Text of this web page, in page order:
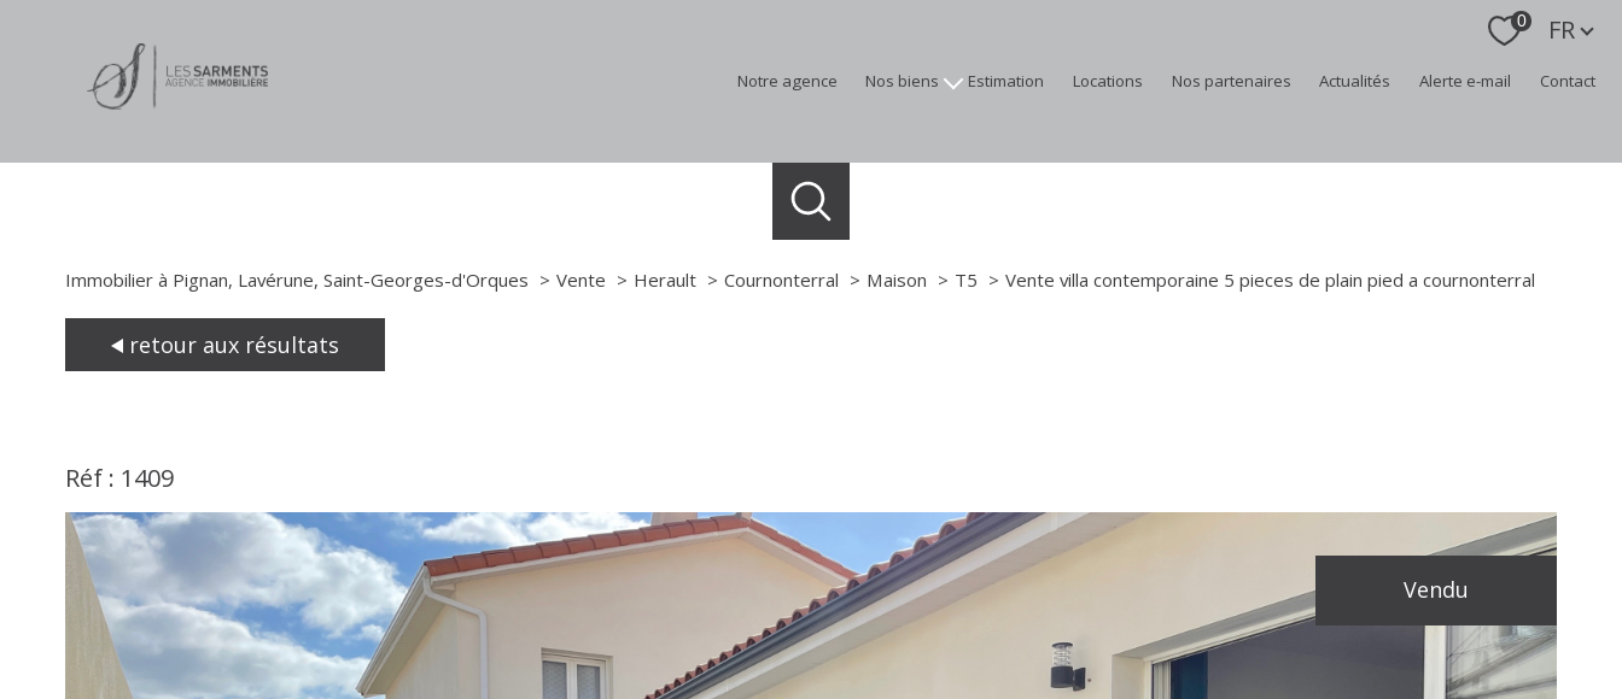
0 Langue
FR
notre agence nos biens
maisons
estimation locations nos partenaires actualités alerte e-mail contact
Immobilier à Pignan, Lavérune, Saint-Georges-d'Orques Vente Herault Cournonterral Maison T5 Vente villa contemporaine 5 pieces de plain pied a cournonterral
retour aux résultats
Réf : 1409
vendu